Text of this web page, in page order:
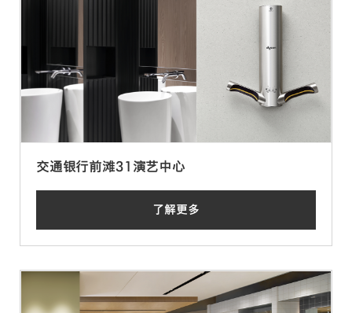
交通银行前滩31演艺中心
了解更多